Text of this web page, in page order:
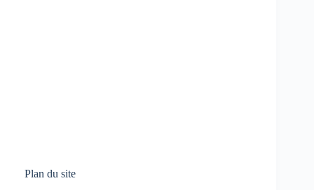
Plan du site